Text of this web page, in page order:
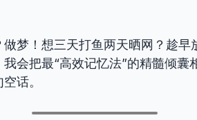
梦！想三天打鱼两天晒网？趁早
会把最“高效记忆法”的精髓倾囊
话。